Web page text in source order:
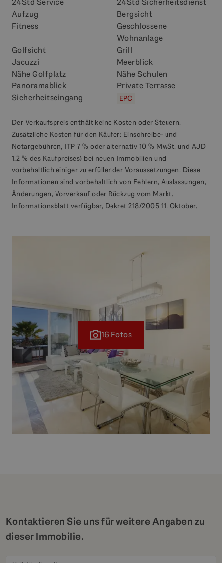
24Std Service
24Std Sicherheitsdienst
Aufzug
Bergsicht
Fitness
Geschlossene
Wohnanlage
Golfsicht
Grill
Jacuzzi
Meerblick
Nähe Golfplatz
Nähe Schulen
Panoramablick
Private Terrasse
Sicherheitseingang
EPC
Der Verkaufspreis enthält keine Kosten oder Steuern.
Zusätzliche Kosten für den Käufer: Einschreibe- und
Notargebühren, ITP 7 % oder alternativ 10 % MwSt. und AJD
1,2 % des Kaufpreises) bei neuen Immobilien und
vorbehaltlich einiger zu erfüllender Voraussetzungen. Diese
Informationen sind vorbehaltlich von Fehlern, Auslassungen,
Änderungen, Vorverkauf oder Rückzug vom Markt.
Informationsblatt verfügbar, Dekret 218/2005 11. Oktober.
16 Fotos
Kontaktieren Sie uns für weitere Angaben zu
dieser Immobilie.